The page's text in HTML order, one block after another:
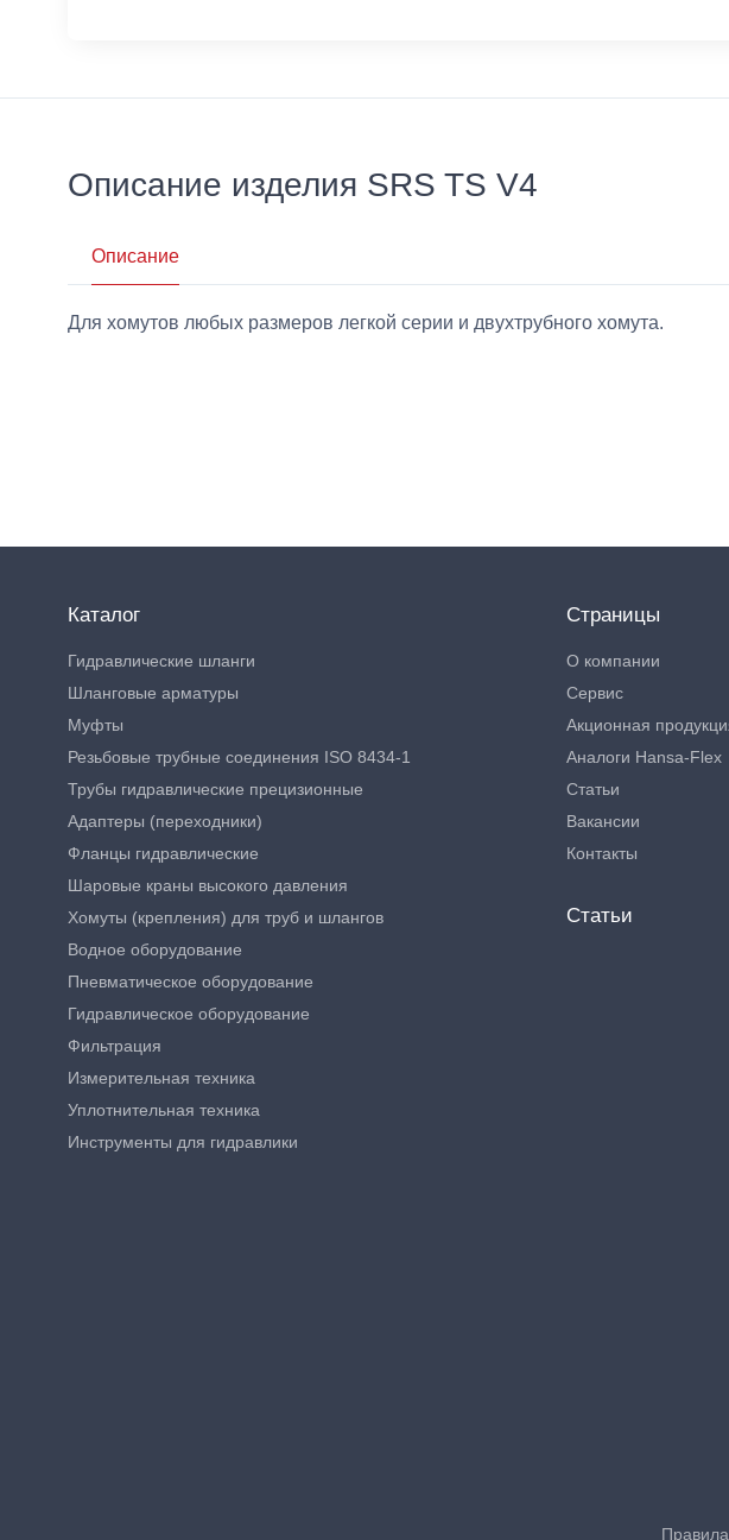
Описание изделия SRS TS V4
Описание
Для хомутов любых размеров легкой серии и двухтрубного хомута.
Каталог
Гидравлические шланги
Шланговые арматуры
Муфты
Резьбовые трубные соединения ISO 8434-1
Трубы гидравлические прецизионные
Адаптеры (переходники)
Фланцы гидравлические
Шаровые краны высокого давления
Хомуты (крепления) для труб и шлангов
Водное оборудование
Пневматическое оборудование
Гидравлическое оборудование
Фильтрация
Измерительная техника
Уплотнительная техника
Инструменты для гидравлики
Страницы
О компании
Сервис
Акционная
Аналоги Hansa-Flex
Статьи
Вакансии
Контакты
Статьи
Правила